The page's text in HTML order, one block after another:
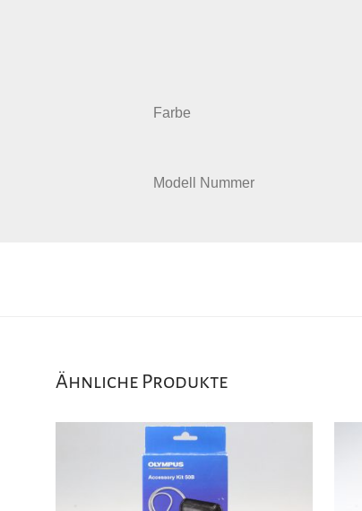
Farbe
Modell Nummer
Ähnliche Produkte